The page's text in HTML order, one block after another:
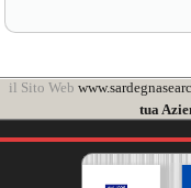
il Sito Web
tua